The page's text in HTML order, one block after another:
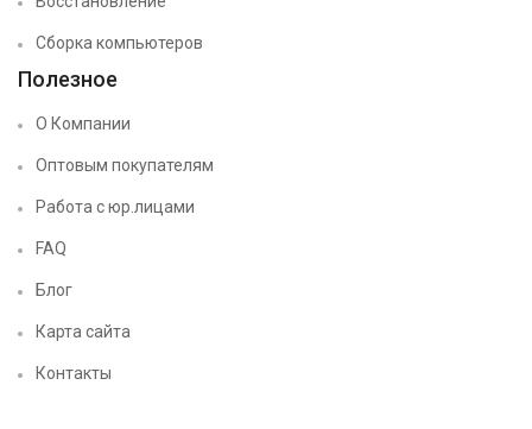
Сборка компьютеров
Полезное
О Компании
Оптовым покупателям
Работа с юр.лицами
FAQ
Блог
Карта сайта
Контакты